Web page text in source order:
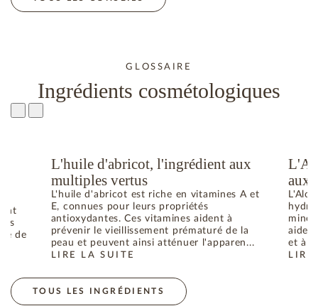
GLOSSAIRE
Ingrédients cosmétologiques
de
L'huile d'abricot, l'ingrédient aux
multiples vertus
L'huile d'abricot est riche en vitamines A et
E, connues pour leurs propriétés
antioxydantes. Ces vitamines aident à
prévenir le vieillissement prématuré de la
peau et peuvent ainsi atténuer l'apparen...
LIRE LA SUITE
: L'HUILE D'ABRICOT, L'INGRÉDIENT AUX
aux
et à
:
TOUS LES INGRÉDIENTS